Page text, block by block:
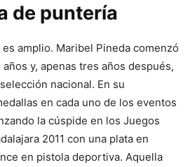
de puntería
amplio. Maribel Pineda comenzó
y, apenas tres años después,
nacional. En su
en cada uno de los eventos
la cúspide en los Juegos
2011 con una plata en
en pistola deportiva. Aquella